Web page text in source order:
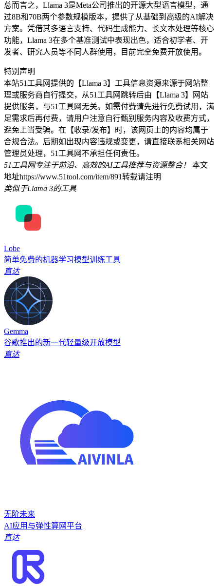
总而言之，Llama 3是Meta公司推出的开源大型语言模型，通
过8B和70B两个参数规模版本，提供了从基础到高级的AI解决
方案。凭借其多语言支持、代码生成能力、长文本处理等核心
功能，Llama 3在多个基准测试中表现出色，适合初学者、开
发者、研究人员等不同人群使用，目前完全免费开放使用。
特别声明
本站51工具网提供的【Llama 3】工具信息资源来源于网站整
理或服务商自行提交，从51工具网跳转后由【Llama 3】网站
提供服务，与51工具网无关。如需付费请先进行免费试用，满
足需求后再付费，请用户注意自行甄别服务内容及收费方式，
避免上当受骗。在【收录/发布】时，该网页上的内容均属于
合规合法。后期如出现内容违规或变更，请直接联系相关网站
管理员处理，51工具网不承担任何责任。
51工具网专注于前沿、高效的AI工具推荐与资源整合！
本文
地址https://www.51tool.com/item/891转载请注明
类似于Llama 3的工具
Lobe
简单免费的机器学习模型训练工具
直达
Gemma
谷歌推出的新一代轻量级开放模型
直达
无阶未来
AI应用与弹性算网平台
直达